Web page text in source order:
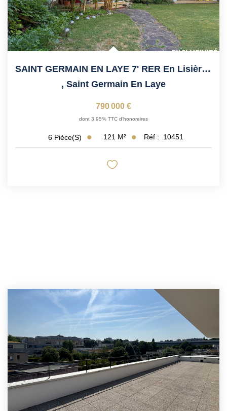
SAINT GERMAIN EN LAYE 7' RER En Lisière De Forêt
, Saint Germain En Laye
790 000 €
dont 3,95% TTC d'honoraires
6 Pièce(s) 121 M² Réf : 10451